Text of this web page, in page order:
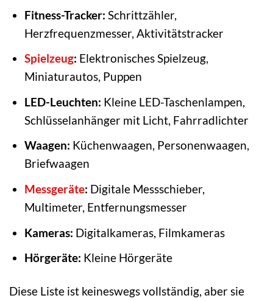
Fitness-Tracker: Schrittzähler,
Herzfrequenzmesser, Aktivitätstracker
Spielzeug: Elektronisches Spielzeug,
Miniaturautos, Puppen
LED-Leuchten: Kleine LED-Taschenlampen,
Schlüsselanhänger mit Licht, Fahrradlichter
Waagen: Küchenwaagen, Personenwaagen,
Briefwaagen
Messgeräte: Digitale Messschieber,
Multimeter, Entfernungsmesser
Kameras: Digitalkameras, Filmkameras
Hörgeräte: Kleine Hörgeräte
Diese Liste ist keineswegs vollständig, aber sie